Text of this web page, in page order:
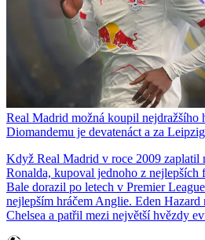
Real Madrid možná koupil nejdražšího
Diomandemu je devatenáct a za
Když Real Madrid v roce 2009 zaplatil
Ronalda, kupoval jednoho z nejlepších
Bale dorazil po letech v Premier
nejlepším hráčem Anglie. Eden Hazard
Chelsea a patřil mezi největší hvězdy